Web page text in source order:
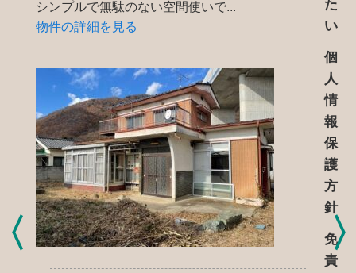
シンプルで無駄のない空間使いで...
物件の詳細を見る
た
い
個
人
情
報
保
護
方
針
免
責